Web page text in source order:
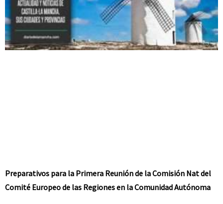
Preparativos para la Primera Reunión de la Comisión Nat del
Comité Europeo de las Regiones en la Comunidad Autónoma